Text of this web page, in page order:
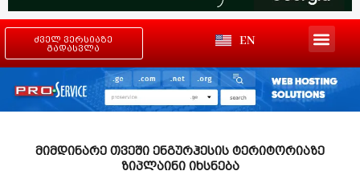
ძველ ვერსიაზე
გადასვლა
EN
მიმდინარე თვეში ენგურჰესის ტერიტორიაზე
ზიპლაინი იხსნება